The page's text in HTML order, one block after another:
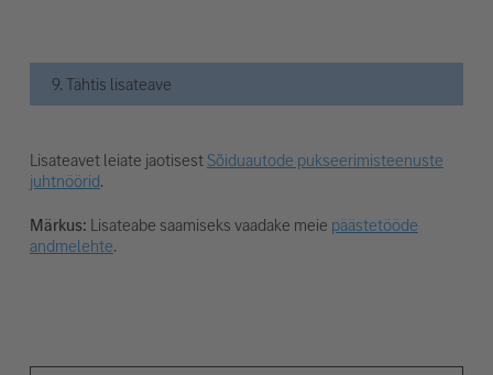
9. Tähtis lisateave
Lisateavet leiate jaotisestSõiduautode pukseerimisteenuste
juhtnöörid.
Märkus: Lisateabe saamiseks vaadake meie päästetööde
andmelehte.